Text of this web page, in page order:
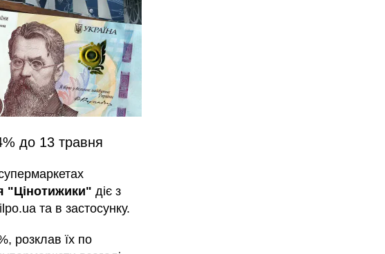
до 13 травня
"Цінотижики" діє з
та в застосунку.
розклав їх по